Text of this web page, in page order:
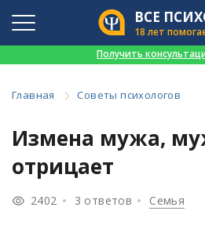
ВСЕ
18 лет
Получить
Главная Советы психологов
Измена мужа,
отрицает
2402 3 ответов Семья